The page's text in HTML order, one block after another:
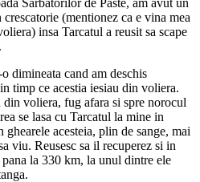
(mentionez ca e vina mea
insa Tarcatul a reusit sa scape
dimineata cand am deschis
timp ce acestia iesiau din voliera.
voliera, fug afara si spre norocul
se lasa cu Tarcatul la mine in
ghearele acesteia, plin de sange, mai
viu. Reusesc sa il recuperez si in
la 330 km, la unul dintre ele